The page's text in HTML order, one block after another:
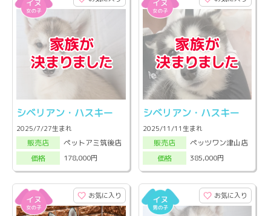
シベリアン・ハスキー
2025/7/27生まれ
販売店
ペットアミ筑後店
価格
178,000円
シベリアン・ハスキー
2025/11/11生まれ
販売店
ペッツワン津山店
価格
385,000円
お気に入り お気に入り